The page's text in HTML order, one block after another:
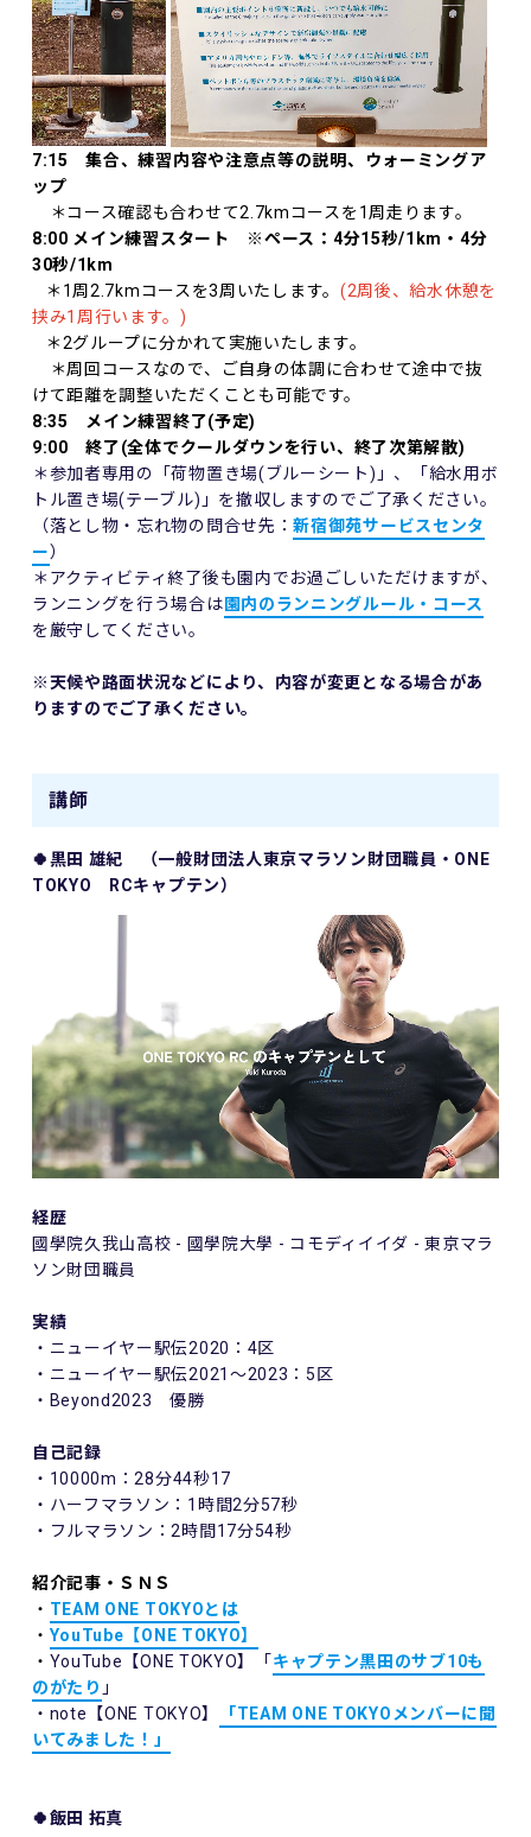
7:15 集合、練習内容や注意点等の説明、ウォーミングア
ップ
＊コース確認も合わせて2.7kmコースを1周走ります。
8:00 メイン練習スタート ※ペース：4分15秒/1km・4分
30秒/1km
＊1周2.7kmコースを3周いたします。 (2周後、給水休憩を
挟み1周行います。)
＊2グループに分かれて実施いたします。
＊周回コースなので、ご自身の体調に合わせて途中で抜
けて距離を調整いただくことも可能です。
8:35 メイン練習終了(予定)
9:00 終了(全体でクールダウンを行い、終了次第解散)
＊参加者専用の「荷物置き場(ブルーシート)」、「給水用ボ
トル置き場(テーブル)」を撤収しますのでご了承ください。
（落とし物・忘れ物の問合せ先：新宿御苑サービスセンタ
ー）
＊アクティビティ終了後も園内でお過ごしいただけますが、
ランニングを行う場合は園内のランニングルール・コース
を厳守してください。
※天候や路面状況などにより、内容が変更となる場合があ
りますのでご了承ください。
講師
🍀黒田 雄紀 （一般財団法人東京マラソン財団職員・ONE
TOKYO RCキャプテン）
経歴
國學院久我山高校 - 國學院大學 - コモディイイダ - 東京マラ
ソン財団職員
実績
・ニューイヤー駅伝2020：4区
・ニューイヤー駅伝2021～2023：5区
・Beyond2023 優勝
自己記録
・10000m：28分44秒17
・ハーフマラソン：1時間2分57秒
・フルマラソン：2時間17分54秒
紹介記事・ＳＮＳ
・ TEAM ONE TOKYOとは
・ YouTube【ONE TOKYO】
・ YouTube【ONE TOKYO】「キャプテン黒田のサブ10も
のがたり 」
・note【ONE TOKYO】
「TEAM ONE TOKYOメンバーに聞
いてみました！」
🍀飯田 拓真